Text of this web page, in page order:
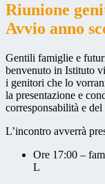
Riunione
Avvio anno
Gentili famiglie e
benvenuto in Istituto
i genitori che lo
la presentazione e
corresponsabilità e
L’incontro avverrà
Ore 17:00 –
L